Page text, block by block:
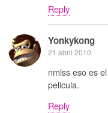
Reply
Yonkykong
21 abril 2010
nmlss eso es
pelicula.
Reply